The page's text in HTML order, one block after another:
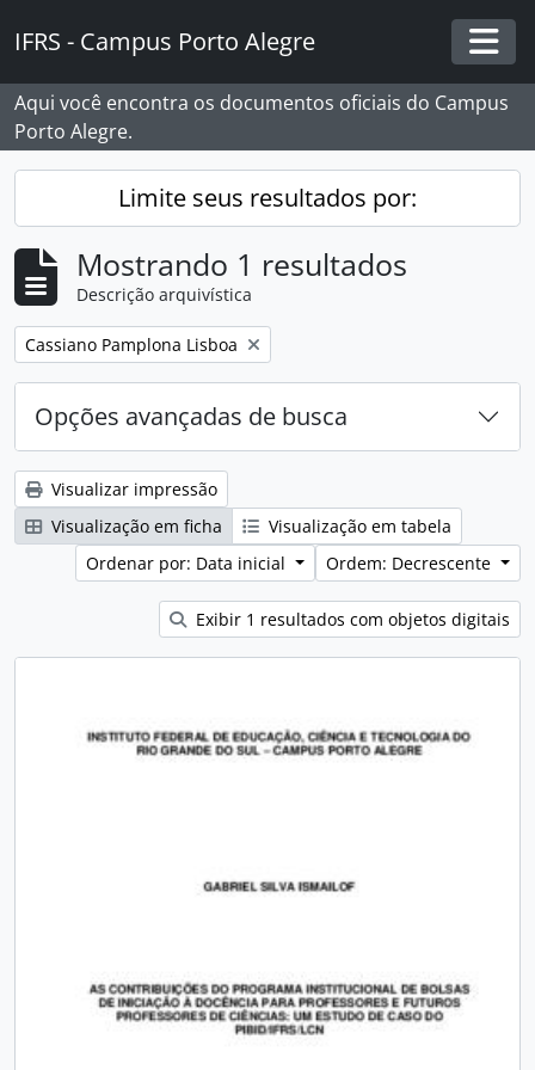
IFRS - Campus Porto Alegre
Aqui você encontra os documentos oficiais do Campus
Porto Alegre.
Limite seus resultados por:
Mostrando 1 resultados
Descrição arquivística
Remover filtro:
Cassiano Pamplona Lisboa
Opções avançadas de busca
Visualizar impressão
Visualização em ficha
Visualização em tabela
Ordenar por: Data inicial
Ordem: Decrescente
Exibir 1 resultados com objetos digitais